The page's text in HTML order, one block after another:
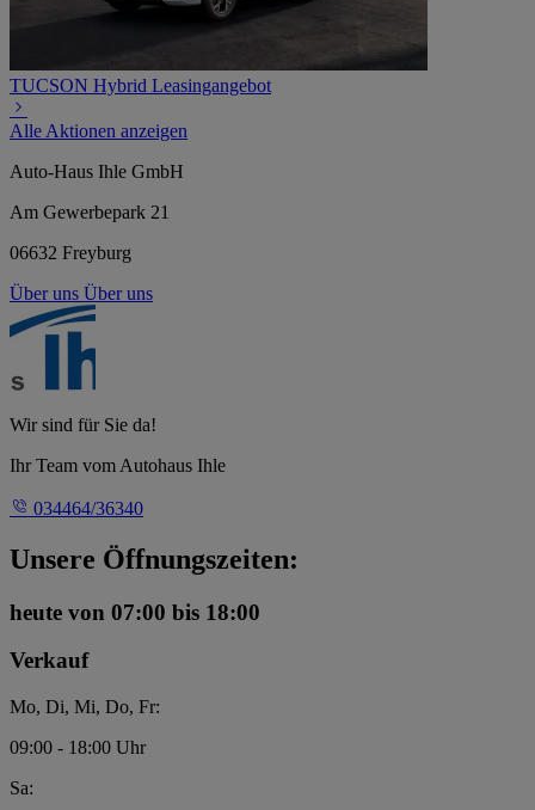
TUCSON Hybrid Leasingangebot
Alle Aktionen anzeigen
Auto-Haus Ihle GmbH
Am Gewerbepark 21
06632 Freyburg
Über uns Über uns
Wir sind für Sie da!
Ihr Team vom Autohaus Ihle
034464/36340
Unsere Öffnungszeiten:
heute von 07:00 bis 18:00
Verkauf
Mo, Di, Mi, Do, Fr:
09:00 - 18:00 Uhr
Sa: